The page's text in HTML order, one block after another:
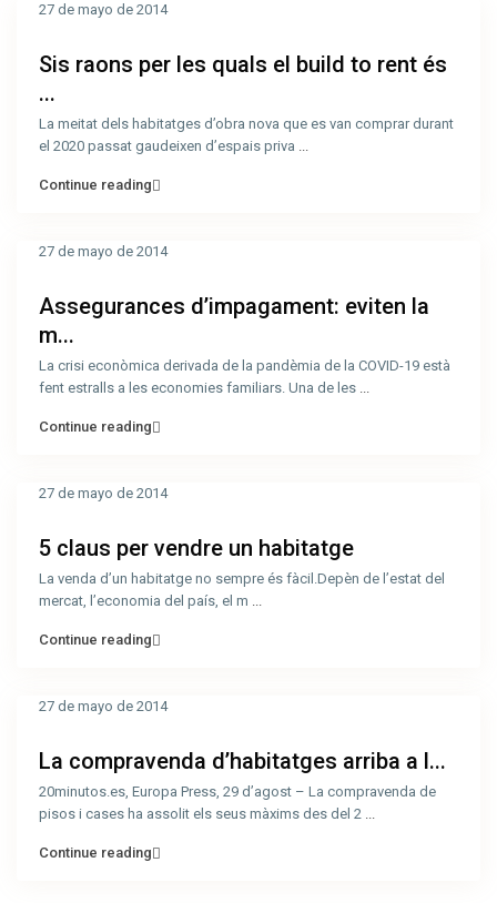
Sis raons per les quals el build to rent és
...
27 de mayo de 2014
La meitat dels habitatges d’obra nova que es van comprar durant
el 2020 passat gaudeixen d’espais priva ...
Continue reading
Assegurances d’impagament: eviten la
m...
27 de mayo de 2014
La crisi econòmica derivada de la pandèmia de la COVID-19 està
fent estralls a les economies familiars. Una de les ...
Continue reading
5 claus per vendre un habitatge
27 de mayo de 2014
La venda d’un habitatge no sempre és fàcil.Depèn de l’estat del
mercat, l’economia del país, el m ...
Continue reading
La compravenda d’habitatges arriba a l...
27 de mayo de 2014
20minutos.es, Europa Press, 29 d’agost – La compravenda de
pisos i cases ha assolit els seus màxims des del 2 ...
Continue reading